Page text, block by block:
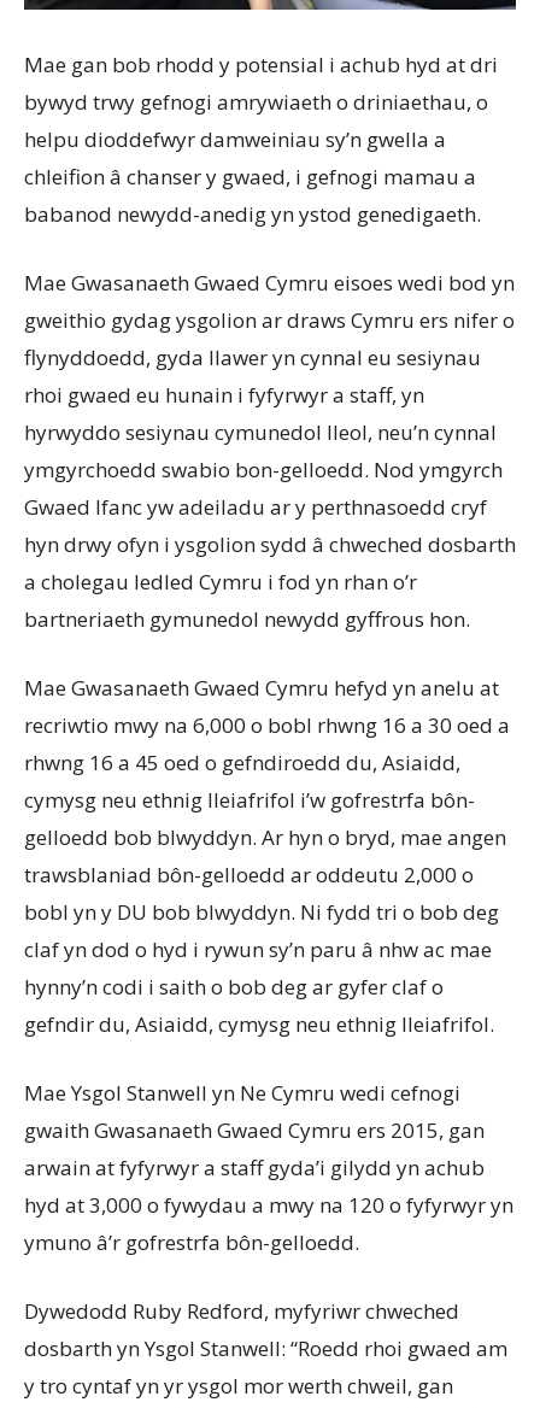
Mae gan bob rhodd y potensial i achub hyd at dri
bywyd trwy gefnogi amrywiaeth o driniaethau, o
helpu dioddefwyr damweiniau sy’n gwella a
chleifion â chanser y gwaed, i gefnogi mamau a
babanod newydd-anedig yn ystod genedigaeth.
Mae Gwasanaeth Gwaed Cymru eisoes wedi bod yn
gweithio gydag ysgolion ar draws Cymru ers nifer o
flynyddoedd, gyda llawer yn cynnal eu sesiynau
rhoi gwaed eu hunain i fyfyrwyr a staff, yn
hyrwyddo sesiynau cymunedol lleol, neu’n cynnal
ymgyrchoedd swabio bon-gelloedd. Nod ymgyrch
Gwaed Ifanc yw adeiladu ar y perthnasoedd cryf
hyn drwy ofyn i ysgolion sydd â chweched dosbarth
a cholegau ledled Cymru i fod yn rhan o’r
bartneriaeth gymunedol newydd gyffrous hon.
Mae Gwasanaeth Gwaed Cymru hefyd yn anelu at
recriwtio mwy na 6,000 o bobl rhwng 16 a 30 oed a
rhwng 16 a 45 oed o gefndiroedd du, Asiaidd,
cymysg neu ethnig lleiafrifol i’w gofrestrfa bôn-
gelloedd bob blwyddyn. Ar hyn o bryd, mae angen
trawsblaniad bôn-gelloedd ar oddeutu 2,000 o
bobl yn y DU bob blwyddyn. Ni fydd tri o bob deg
claf yn dod o hyd i rywun sy’n paru â nhw ac mae
hynny’n codi i saith o bob deg ar gyfer claf o
gefndir du, Asiaidd, cymysg neu ethnig lleiafrifol.
Mae Ysgol Stanwell yn Ne Cymru wedi cefnogi
gwaith Gwasanaeth Gwaed Cymru ers 2015, gan
arwain at fyfyrwyr a staff gyda’i gilydd yn achub
hyd at 3,000 o fywydau a mwy na 120 o fyfyrwyr yn
ymuno â’r gofrestrfa bôn-gelloedd.
Dywedodd Ruby Redford, myfyriwr chweched
dosbarth yn Ysgol Stanwell: “Roedd rhoi gwaed am
y tro cyntaf yn yr ysgol mor werth chweil, gan